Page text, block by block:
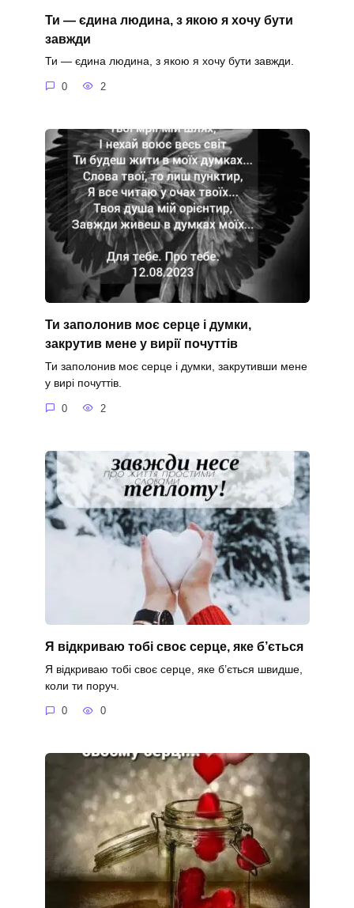
Ти — єдина людина, з якою я хочу бути
завжди
Ти — єдина людина, з якою я хочу бути завжди.
0 2
Ти заполонив моє серце і думки,
закрутив мене у вирії почуттів
Ти заполонив моє серце і думки, закрутивши мене
у вирі почуттів.
0 2
Я відкриваю тобі своє серце, яке б’ється
Я відкриваю тобі своє серце, яке б’ється швидше,
коли ти поруч.
0 0